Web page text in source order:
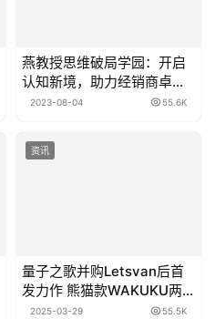
燕教授思维破局学园：开启
认知新境，助力经销商卓越
成功
2023-08-04 55.6K
资讯
量子之歌并购Letsvan后首
发力作 熊猫款WAKUKU两小
时售罄
2025-03-29 55.5K